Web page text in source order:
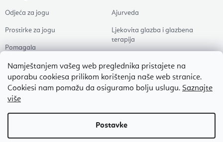
Namještanjem vašeg web preglednika pristajete na
uporabu cookiesa prilikom korištenja naše web stranice.
Cookiesi nam pomažu da osiguramo bolju uslugu. Saznajte
više
Odjeća za jogu
Prostirke za jogu
Pomagala
Zdravlje
Dodaci
Popusti
Ajurveda
Ljekovita glazba i glazbena
terapija
Pilates
Zen
. Sva prava pridržana.